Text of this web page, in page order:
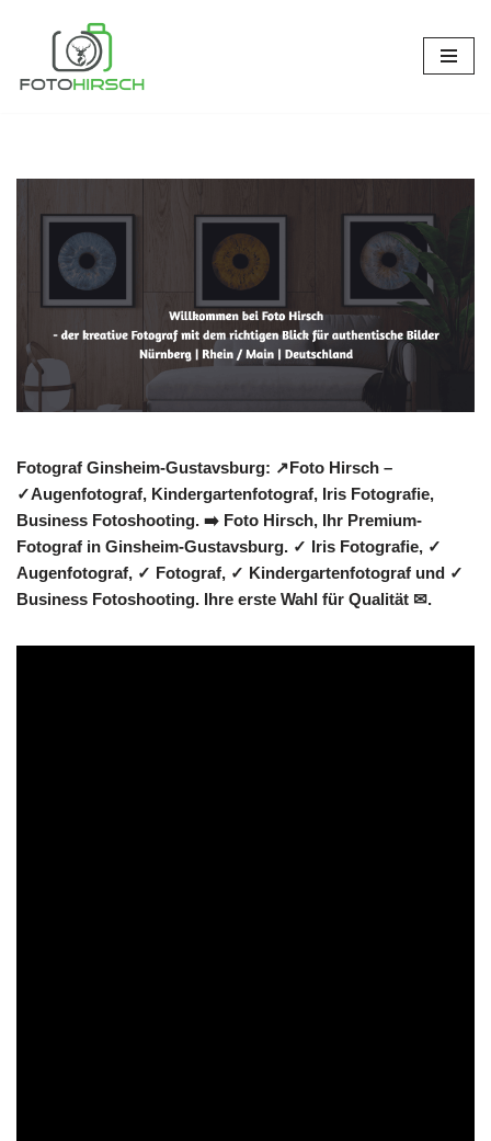
Inhalt
Fotograf Ginsheim-Gustavsburg: ↗️Foto Hirsch –
✓Augenfotograf, Kindergartenfotograf, Iris Fotografie,
Business Fotoshooting. ➡️ Foto Hirsch, Ihr Premium-
Fotograf in Ginsheim-Gustavsburg. ✓ Iris Fotografie, ✓
Augenfotograf, ✓ Fotograf, ✓ Kindergartenfotograf und ✓
Business Fotoshooting. Ihre erste Wahl für Qualität ✉.